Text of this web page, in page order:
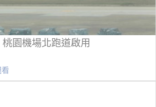
園機場北跑道啟用